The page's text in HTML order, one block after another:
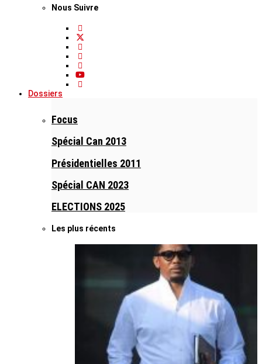
Nous Suivre
Dossiers
Focus
Spécial Can 2013
Présidentielles 2011
Spécial CAN 2023
ELECTIONS 2025
Les plus récents